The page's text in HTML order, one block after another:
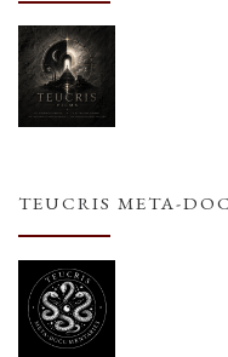
TEUCRIS META-